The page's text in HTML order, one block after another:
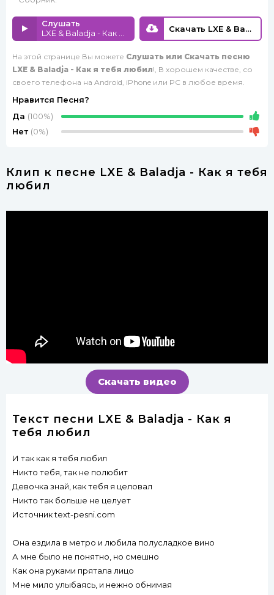
Слушать
Скачать LXE & Baladja - Как я тебя любил
На этой странице Вы можете Слушать или Скачать песню
LXE & Baladja - Как я тебя любил!, В хорошем качестве, со
своего телефона на Android, iPhone или PC в любое время.
Нравится Песня?
Да (100%)
Нет (0%)
Клип к песне LXE & Baladja - Как я тебя
любил
Скачать видео
Текст песни LXE & Baladja - Как я
тебя любил
И так как я тебя любил
Никто тебя, так не полюбит
Девочка знай, как тебя я целовал
Никто так больше не целует
Источник text-pesni.com
Она ездила в метро и любила полусладкое вино
А мне было не понятно, но смешно
Как она руками прятала лицо
Мне мило улыбаясь, и нежно обнимая